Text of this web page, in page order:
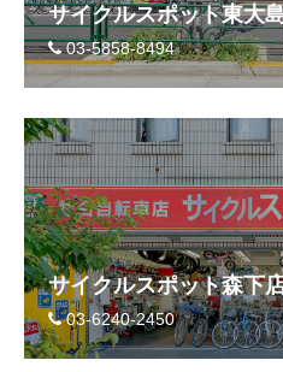
サイクルスポット東大
03-5858-8494
サイクルスポット森下
03-6240-2450